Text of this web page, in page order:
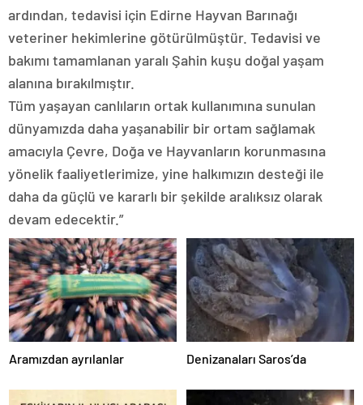
ardından, tedavisi için Edirne Hayvan Barınağı
veteriner hekimlerine götürülmüştür. Tedavisi ve
bakımı tamamlanan yaralı Şahin kuşu doğal yaşam
alanına bırakılmıştır.
Tüm yaşayan canlıların ortak kullanımına sunulan
dünyamızda daha yaşanabilir bir ortam sağlamak
amacıyla Çevre, Doğa ve Hayvanların korunmasına
yönelik faaliyetlerimize, yine halkımızın desteği ile
daha da güçlü ve kararlı bir şekilde aralıksız olarak
devam edecektir.”
Aramızdan ayrılanlar Denizanaları Saros’da